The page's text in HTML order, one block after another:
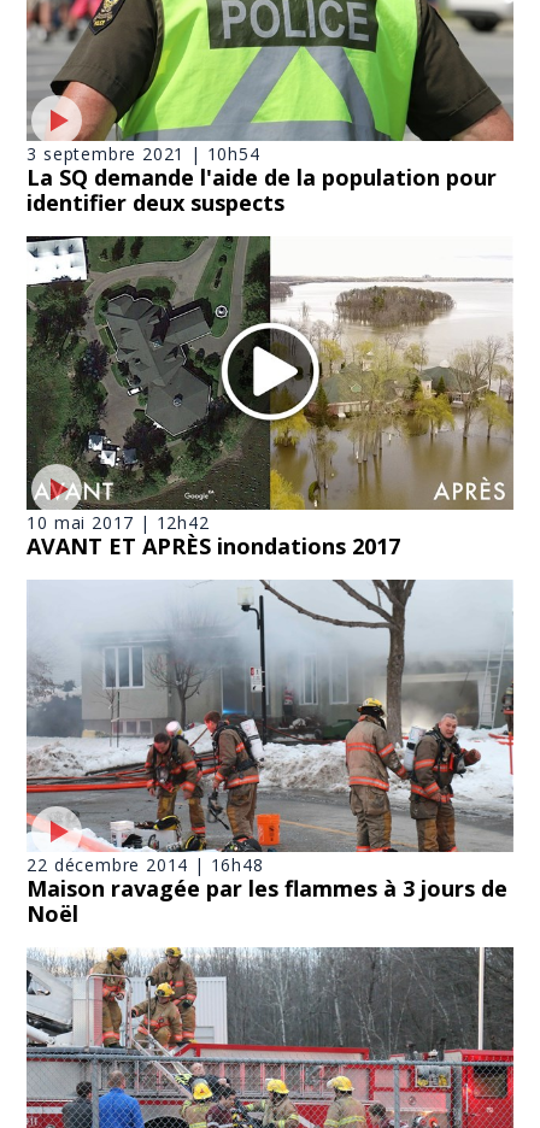
3 septembre 2021 | 10h54
La SQ demande l'aide de la population pour
identifier deux suspects
10 mai 2017 | 12h42
AVANT ET APRÈS inondations 2017
22 décembre 2014 | 16h48
Maison ravagée par les flammes à 3 jours de
Noël